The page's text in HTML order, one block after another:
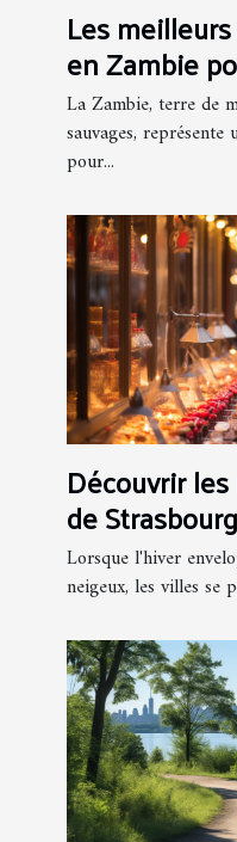
Les
en Zambie
faune
La Zambie, terre de
sauvages,
pour...
Découvrir
de
bus
Lorsque l'hiver
neigeux, les villes se